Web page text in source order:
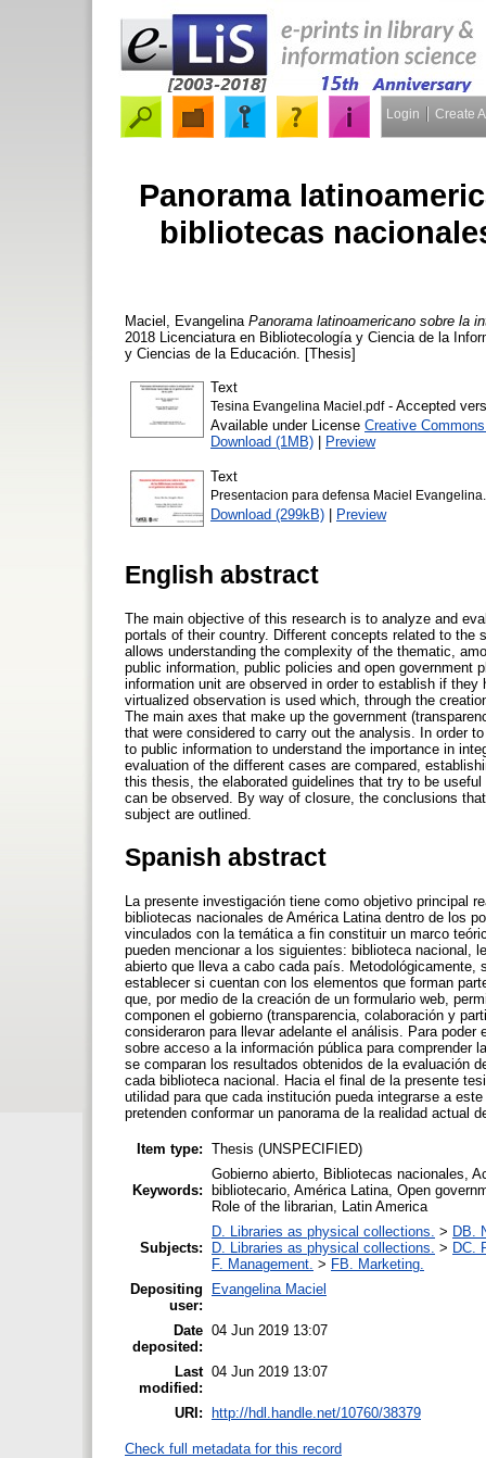
Login Create
Panorama
bibliotecas
Maciel, Evangelina Panorama latinoamericano sobre la
2018 Licenciatura en Bibliotecología y Ciencia de la
y Ciencias de la Educación. [Thesis]
Text
Tesina Evangelina Maciel.pdf- Accepted
Available under License Creative
Download (1MB) | Preview
Text
Presentacion para defensa Maciel
Download (299kB) | Preview
English abstract
The main objective of this research is to analyze and
portals of their country. Different concepts related to the
allows understanding the complexity of the thematic,
public information, public policies and open government
information unit are observed in order to establish if
virtualized observation is used which, through the
The main axes that make up the government
that were considered to carry out the analysis. In order
to public information to understand the importance in
evaluation of the different cases are compared,
this thesis, the elaborated guidelines that try to be
can be observed. By way of closure, the conclusions
subject are outlined.
Spanish abstract
La presente investigación tiene como objetivo principal
bibliotecas nacionales de América Latina dentro de los
vinculados con la temática a fin constituir un marco
pueden mencionar a los siguientes: biblioteca nacional,
abierto que lleva a cabo cada país.
establecer si cuentan con los elementos que forman
que, por medio de la creación de un formulario web,
componen el gobierno (transparencia, colaboración y
consideraron para llevar adelante el análisis. Para
sobre acceso a la información pública para comprender
se comparan los resultados obtenidos de la evaluación
cada biblioteca nacional. Hacia el final de la presente
utilidad para que cada institución pueda integrarse a
pretenden conformar un panorama de la realidad actual
Item type: Thesis (UNSPECIFIED)
Keywords:
Gobierno abierto, Bibliotecas nacionales,
bibliotecario, América Latina, Open
Role of the librarian, Latin America
Subjects:
D. Libraries as physical collections. > DB.
D. Libraries as physical collections. > DC.
F. Management. > FB. Marketing.
Depositing
user:
Evangelina Maciel
Date
deposited:
04 Jun 2019 13:07
Last
modified:
04 Jun 2019 13:07
URI: http://hdl.handle.net/10760/38379
Check full metadata for this record